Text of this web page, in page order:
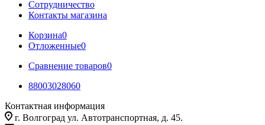
Сотрудничество
Контакты магазина
Корзина0
Отложенные0
Сравнение товаров0
88003028060
Контактная информация
г. Волгоград ул. Автотранспортная, д. 45.